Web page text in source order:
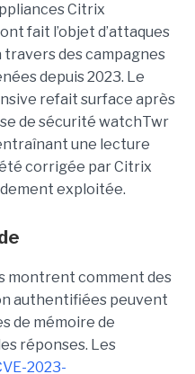
Citrix
fait l’objet d’attaques
des campagnes
depuis 2023. Le
refait surface après
de sécurité watchTwr
une lecture
corrigée par Citrix
exploitée.
montrent comment des
authentifiées peuvent
de mémoire de
réponses. Les
2023-